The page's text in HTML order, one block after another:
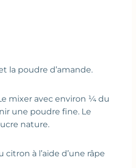
la poudre d’amande.
mixer avec environ ¼ du
une poudre fine. Le
nature.
citron à l’aide d’une râpe